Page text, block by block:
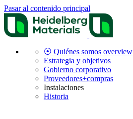
Pasar al contenido principal
⦿ Quiénes somos overview
Estrategia y objetivos
Gobierno corporativo
Proveedores+compras
Instalaciones
Historia